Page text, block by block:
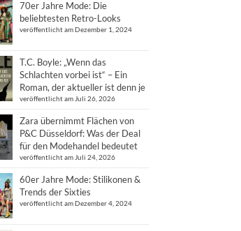
70er Jahre Mode: Die
beliebtesten Retro-Looks
veröffentlicht am Dezember 1, 2024
T.C. Boyle: „Wenn das
Schlachten vorbei ist“ – Ein
Roman, der aktueller ist denn je
veröffentlicht am Juli 26, 2026
Zara übernimmt Flächen von
P&C Düsseldorf: Was der Deal
für den Modehandel bedeutet
veröffentlicht am Juli 24, 2026
60er Jahre Mode: Stilikonen &
Trends der Sixties
veröffentlicht am Dezember 4, 2024